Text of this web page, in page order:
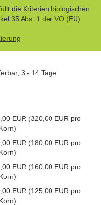
die Kriterien biologischen
35 Abs. 1 der VO (EU)
3 - 14 Tage
EUR (320,00 EUR pro
EUR (180,00 EUR pro
EUR (160,00 EUR pro
EUR (125,00 EUR pro